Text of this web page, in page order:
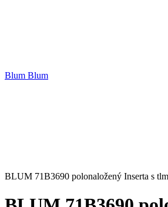
Blum Blum
BLUM 71B3690 polonaložený Inserta s